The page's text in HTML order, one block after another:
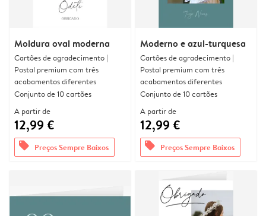
Moldura oval moderna
Cartões de agradecimento |
Postal premium com três
acabamentos diferentes
Conjunto de 10 cartões
A partir de
12,99 €
offers Preços Sempre Baixos
Moderno e azul-turquesa
Cartões de agradecimento |
Postal premium com três
acabamentos diferentes
Conjunto de 10 cartões
A partir de
12,99 €
offers Preços Sempre Baixos